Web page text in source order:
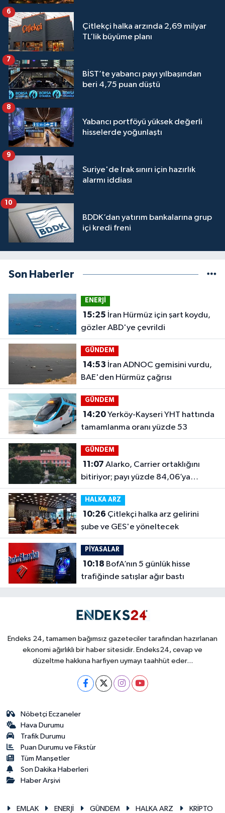
Çitlekçi halka arzında 2,69 milyar
TL’lik büyüme planı
6
BİST’te yabancı payı yılbaşından
beri 4,75 puan düştü
7
Yabancı portföyü yüksek değerli
hisselerde yoğunlaştı
8
Suriye'de Irak sınırı için hazırlık
alarmı iddiası
9
BDDK’dan yatırım bankalarına grup
içi kredi freni
10
Son Haberler
ENERJİ
15:25
gözler ABD'ye çevrildi
GÜNDEM
14:53
BAE'den Hürmüz çağrısı
GÜNDEM
14:20Yerköy-Kayseri YHT hattında
tamamlanma oranı yüzde 53
GÜNDEM
11:07
bitiriyor; payı yüzde 84,06’ya
çıkacak
HALKA ARZ
10:26
şube ve GES'e yöneltecek
PİYASALAR
10:18
trafiğinde satışlar ağır bastı
Endeks 24, tamamen bağımsız gazeteciler tarafından hazırlanan
ekonomi ağırlıklı bir haber sitesidir. Endeks24, cevap ve
düzeltme hakkına harfiyen uymayı taahhüt eder...
Nöbetçi Eczaneler
Hava Durumu
Trafik Durumu
Puan Durumu ve Fikstür
Tüm Manşetler
Son Dakika Haberleri
Haber Arşivi
EMLAK ENERJİ GÜNDEM HALKA ARZ KRİPTO